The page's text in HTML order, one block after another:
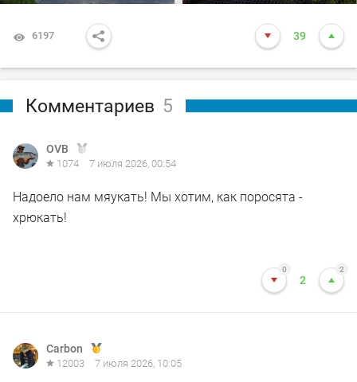
6197 39
Комментариев 5
OVB
1074 7 июля 2026, 00:54
Надоело нам мяукать! Мы хотим, как поросята -
хрюкать!
0
2
2
Carbon
12003 7 июля 2026, 10:05